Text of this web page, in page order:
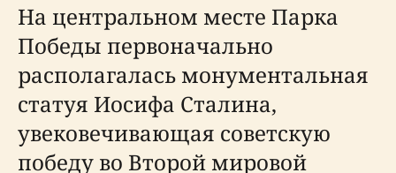
На центральном месте Парка
Победы первоначально
располагалась монументальная
статуя Иосифа Сталина,
увековечивающая советскую
победу во Второй мировой